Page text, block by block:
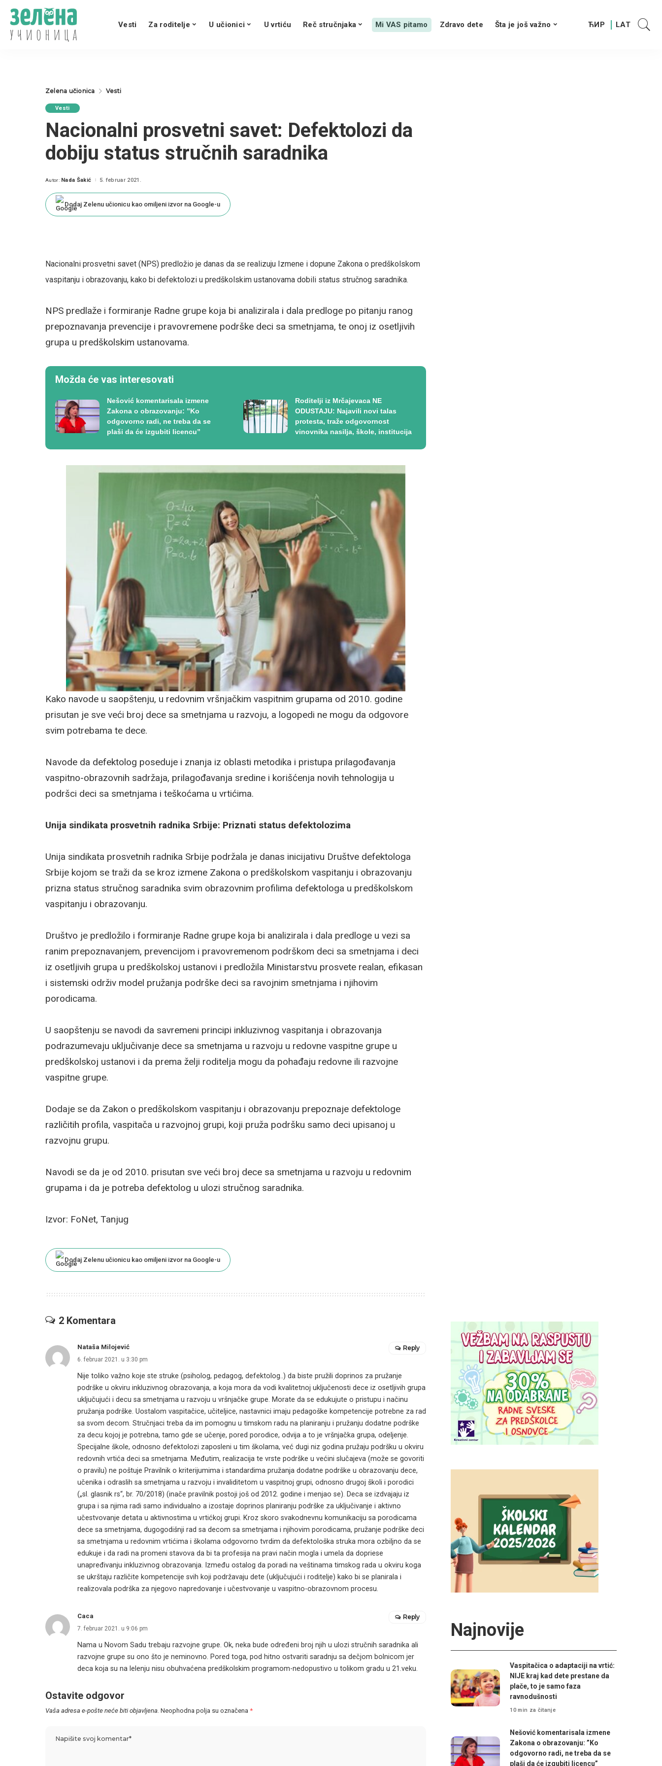
Vesti Za roditelje U učionici U vrtiću Reč stručnjaka Mi VAS pitamo Zdravo dete Šta je još važno
Zelena učionica Vesti
Vesti
Nacionalni prosvetni savet: Defektolozi da
dobiju status stručnih saradnika
Posted
Autor: Nada Šakić 5. februar 2021.
Dodaj Zelenu učionicu kao omiljeni izvor na Google-u
Nacionalni prosvetni savet (NPS) predložio je danas da se realizuju Izmene i dopune Zakona o predškolskom
vaspitanju i obrazovanju, kako bi defektolozi u predškolskim ustanovama dobili status stručnog saradnika.
NPS predlaže i formiranje Radne grupe koja bi analizirala i dala predloge po pitanju ranog
prepoznavanja prevencije i pravovremene podrške deci sa smetnjama, te onoj iz osetljivih
grupa u predškolskim ustanovama.
Možda će vas interesovati
Nešović komentarisala izmene
Zakona o obrazovanju: ”Ko
odgovorno radi, ne treba da se
plaši da će izgubiti licencu”
Roditelji iz Mrčajevaca NE
ODUSTAJU: Najavili novi talas
protesta, traže odgovornost
vinovnika nasilja, škole, institucija
Kako navode u saopštenju, u redovnim vršnjačkim vaspitnim grupama od 2010. godine
prisutan je sve veći broj dece sa smetnjama u razvoju, a logopedi ne mogu da odgovore
svim potrebama te dece.
Navode da defektolog poseduje i znanja iz oblasti metodika i pristupa prilagođavanja
vaspitno-obrazovnih sadržaja, prilagođavanja sredine i korišćenja novih tehnologija u
podršci deci sa smetnjama i teškoćama u vrtićima.
Unija sindikata prosvetnih radnika Srbije: Priznati status defektolozima
Unija sindikata prosvetnih radnika Srbije podržala je danas inicijativu Društve defektologa
Srbije kojom se traži da se kroz izmene Zakona o predškolskom vaspitanju i obrazovanju
prizna status stručnog saradnika svim obrazovnim profilima defektologa u predškolskom
vaspitanju i obrazovanju.
Društvo je predložilo i formiranje Radne grupe koja bi analizirala i dala predloge u vezi sa
ranim prepoznavanjem, prevencijom i pravovremenom podrškom deci sa smetnjama i deci
iz osetljivih grupa u predškolskoj ustanovi i predložila Ministarstvu prosvete realan, efikasan
i sistemski održiv model pružanja podrške deci sa ravojnim smetnjama i njihovim
porodicama.
U saopštenju se navodi da savremeni principi inkluzivnog vaspitanja i obrazovanja
podrazumevaju uključivanje dece sa smetnjama u razvoju u redovne vaspitne grupe u
predškolskoj ustanovi i da prema želji roditelja mogu da pohađaju redovne ili razvojne
vaspitne grupe.
Dodaje se da Zakon o predškolskom vaspitanju i obrazovanju prepoznaje defektologe
različitih profila, vaspitača u razvojnoj grupi, koji pruža podršku samo deci upisanoj u
razvojnu grupu.
Navodi se da je od 2010. prisutan sve veći broj dece sa smetnjama u razvoju u redovnim
grupama i da je potreba defektolog u ulozi stručnog saradnika.
Izvor: FoNet, Tanjug
Dodaj Zelenu učionicu kao omiljeni izvor na Google-u
2 Komentara
Nataša Milojević
6. februar 2021. u 3:30 pm
Nije toliko važno koje ste struke (psiholog, pedagog, defektolog..) da biste pružili doprinos za pružanje
podrške u okviru inkluzivnog obrazovanja, a koja mora da vodi kvalitetnoj uključenosti dece iz osetljivih grupa
uključujući i decu sa smetnjama u razvoju u vršnjačke grupe. Morate da se edukujute o pristupu i načinu
pružanja podrške. Uostalom vaspitačice, učiteljice, nastavnici imaju pedagoške kompetencije potrebne za rad
sa svom decom. Stručnjaci treba da im pomognu u timskom radu na planiranju i pružanju dodatne podrške
za decu kojoj je potrebna, tamo gde se učenje, pored porodice, odvija a to je vršnjačka grupa, odeljenje.
Specijalne škole, odnosno defektolozi zaposleni u tim školama, već dugi niz godina pružaju podršku u okviru
redovnih vrtića deci sa smetnjama. Međutim, realizacija te vrste podrške u većini slučajeva (može se govoriti
o pravilu) ne poštuje Pravilnik o kriterijumima i standardima pružanja dodatne podrške u obrazovanju dece,
učenika i odraslih sa smetnjama u razvoju i invaliditetom u vaspitnoj grupi, odnosno drugoj školi i porodici
(„sl. glasnik rs“, br. 70/2018) (inače pravilnik postoji još od 2012. godine i menjao se). Deca se izdvajaju iz
grupa i sa njima radi samo individualno a izostaje doprinos planiranju podrške za uključivanje i aktivno
učestvovanje detata u aktivnostima u vrtićkoj grupi. Kroz skoro svakodnevnu komunikaciju sa porodicama
dece sa smetnjama, dugogodišnji rad sa decom sa smetnjama i njihovim porodicama, pružanje podrške deci
sa smetnjama u redovnim vrtićima i školama odgovorno tvrdim da defektološka struka mora ozbiljno da se
edukuje i da radi na promeni stavova da bi ta profesija na pravi način mogla i umela da dopriese
unapređivanju inkluzivnog obrazovanja. Između ostalog da poradi na veštinama timskog rada u okviru koga
se ukrštaju različite kompetencije svih koji podržavaju dete (uključujući i roditelje) kako bi se planirala i
realizovala podrška za njegovo napredovanje i učestvovanje u vaspitno-obrazovnom procesu.
Reply
Caca
7. februar 2021. u 9:06 pm
Nama u Novom Sadu trebaju razvojne grupe. Ok, neka bude određeni broj njih u ulozi stručnih saradnika ali
razvojne grupe su ono što je neminovno. Pored toga, pod hitno ostvariti saradnju sa dečjom bolnicom jer
deca koja su na lelenju nisu obuhvaćena predškolskim programom-nedopustivo u tolikom gradu u 21.veku.
Reply
Ostavite odgovor
Vaša adresa e-pošte neće biti objavljena. Neophodna polja su označena *
Najnovije
Vaspitačica o adaptaciji na vrtić:
NIJE kraj kad dete prestane da
plače, to je samo faza
ravnodušnosti
10 min za čitanje
Nešović komentarisala izmene
Zakona o obrazovanju: ”Ko
odgovorno radi, ne treba da se
plaši da će izgubiti licencu”